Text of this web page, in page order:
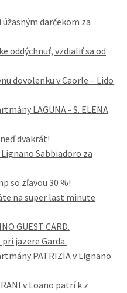
darčekom za
oddýchnuť, vzdialiť sa od
dovolenku v Caorle – Lido
LAGUNA - S. ELENA
dvakrát!
Sabbiadoro za
so zľavou 30 %!
na super last minute
GUEST CARD.
jazere Garda.
PATRIZIA v Lignano
v Loano patrí k z